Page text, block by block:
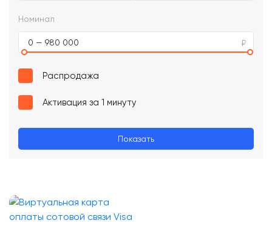
Номинал
0 — 980 000
Распродажа
Активация за 1 минуту
Показать